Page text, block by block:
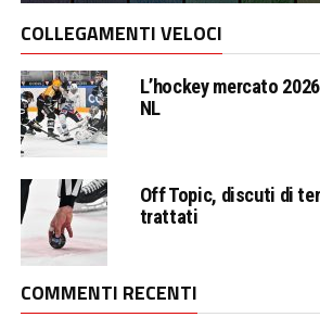
COLLEGAMENTI VELOCI
L’hockey mercato
NL
Off Topic, discuti di
trattati
COMMENTI RECENTI